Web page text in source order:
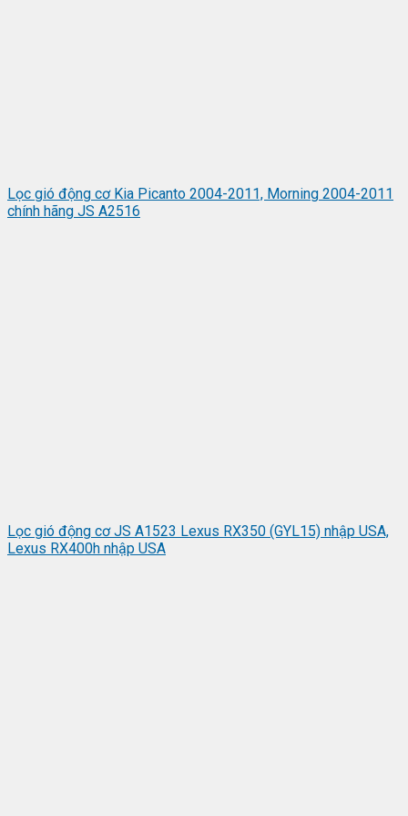
Lọc gió động cơ Kia Picanto 2004-2011, Morning 2004-2011
chính hãng JS A2516
Lọc gió động cơ JS A1523 Lexus RX350 (GYL15) nhập USA,
Lexus RX400h nhập USA